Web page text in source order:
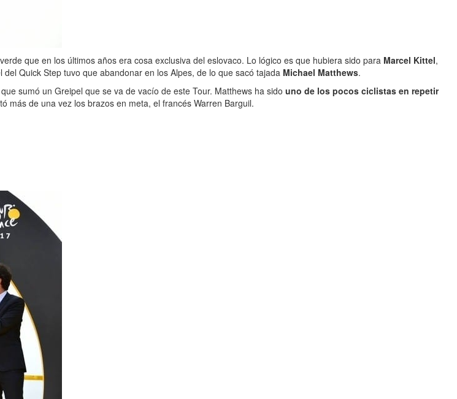
que en los últimos años era cosa exclusiva del eslovaco. Lo lógico es que hubiera sido para Marcel Kittel,
del Quick Step tuvo que abandonar en los Alpes, de lo que sacó tajada Michael Matthews.
sumó un Greipel que se va de vacío de este Tour. Matthews ha sido uno de los pocos ciclistas en repetir
más de una vez los brazos en meta, el francés Warren Barguil.